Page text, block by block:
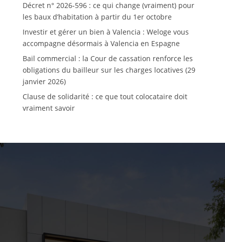
Décret n° 2026-596 : ce qui change (vraiment) pour
les baux d’habitation à partir du 1er octobre
Investir et gérer un bien à Valencia : Weloge vous
accompagne désormais à Valencia en Espagne
Bail commercial : la Cour de cassation renforce les
obligations du bailleur sur les charges locatives (29
janvier 2026)
Clause de solidarité : ce que tout colocataire doit
vraiment savoir